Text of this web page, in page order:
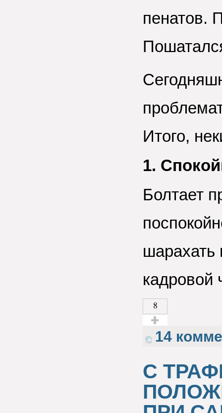
пенатов.
Итого,
1.
Болтает
шарахать
кадровой
8
Голос за!
14
С